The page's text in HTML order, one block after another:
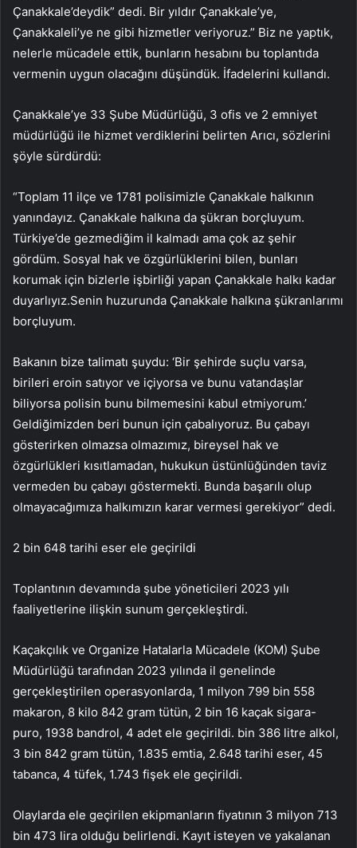
Çanakkale’deydik” dedi. Bir yıldır Çanakkale’ye,
Çanakkaleli’ye ne gibi hizmetler veriyoruz.” Biz ne yaptık,
nelerle mücadele ettik, bunların hesabını bu toplantıda
vermenin uygun olacağını düşündük. İfadelerini kullandı.
Çanakkale’ye 33 Şube Müdürlüğü, 3 ofis ve 2 emniyet
müdürlüğü ile hizmet verdiklerini belirten Arıcı, sözlerini
şöyle sürdürdü:
“Toplam 11 ilçe ve 1781 polisimizle Çanakkale halkının
yanındayız. Çanakkale halkına da şükran borçluyum.
Türkiye’de gezmediğim il kalmadı ama çok az şehir
gördüm. Sosyal hak ve özgürlüklerini bilen, bunları
korumak için bizlerle işbirliği yapan Çanakkale halkı kadar
duyarlıyız.Senin huzurunda Çanakkale halkına şükranlarımı
borçluyum.
Bakanın bize talimatı şuydu: ‘Bir şehirde suçlu varsa,
birileri eroin satıyor ve içiyorsa ve bunu vatandaşlar
biliyorsa polisin bunu bilmemesini kabul etmiyorum.’
Geldiğimizden beri bunun için çabalıyoruz. Bu çabayı
gösterirken olmazsa olmazımız, bireysel hak ve
özgürlükleri kısıtlamadan, hukukun üstünlüğünden taviz
vermeden bu çabayı göstermekti. Bunda başarılı olup
olmayacağımıza halkımızın karar vermesi gerekiyor” dedi.
2 bin 648 tarihi eser ele geçirildi
Toplantının devamında şube yöneticileri 2023 yılı
faaliyetlerine ilişkin sunum gerçekleştirdi.
Kaçakçılık ve Organize Hatalarla Mücadele (KOM) Şube
Müdürlüğü tarafından 2023 yılında il genelinde
gerçekleştirilen operasyonlarda, 1 milyon 799 bin 558
makaron, 8 kilo 842 gram tütün, 2 bin 16 kaçak sigara-
puro, 1938 bandrol, 4 adet ele geçirildi. bin 386 litre alkol,
3 bin 842 gram tütün, 1.835 emtia, 2.648 tarihi eser, 45
tabanca, 4 tüfek, 1.743 fişek ele geçirildi.
Olaylarda ele geçirilen ekipmanların fiyatının 3 milyon 713
bin 473 lira olduğu belirlendi. Kayıt isteyen ve yakalanan